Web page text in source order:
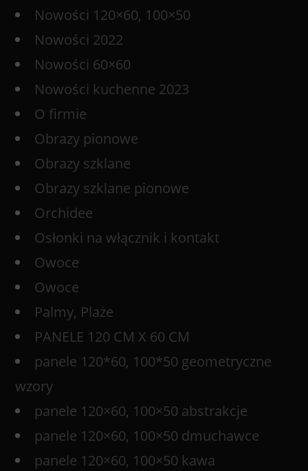
Nowości 120×60, 100×50
Nowości 2022
Nowości 60×60
Nowości kuchenne 2023
O firmie
Obrazy pionowe
Obrazy szklane
Obrazy szklane pionowe
Orchidee
Osłonki na włącznik i kontakt
Owoce
Owoce
Palmy, Plaże
PANELE 120 CM X 60 CM
panele 120*60, 100*50 geometryczne
wzory
panele 120×60, 100×50 abstrakcje
panele 120×60, 100×50 dmuchawce
panele 120×60, 100×50 kawa